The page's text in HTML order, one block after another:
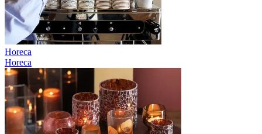
Horeca
Horeca